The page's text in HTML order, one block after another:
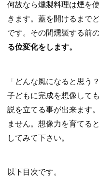
何故なら燻製料理は煙を
きます。蓋を開けるまで
です。その間燻製する前
る位変化をします。
「どんな風になると思う
子どもに完成を想像して
説を立てる事が出来ます
ません。想像力を育てる
してみて下さい。
以下目次です。